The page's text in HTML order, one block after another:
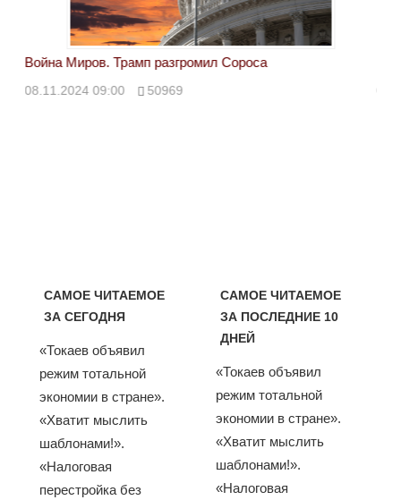
Война Миров. Трамп разгромил Сороса
08.11.2024 09:00 50969
САМОЕ ЧИТАЕМОЕ
ЗА СЕГОДНЯ
«Токаев объявил
режим тотальной
экономии в стране».
«Хватит мыслить
шаблонами!».
«Налоговая
перестройка без
САМОЕ ЧИТАЕМОЕ
ЗА ПОСЛЕДНИЕ 10
ДНЕЙ
«Токаев объявил
режим тотальной
экономии в стране».
«Хватит мыслить
шаблонами!».
«Налоговая